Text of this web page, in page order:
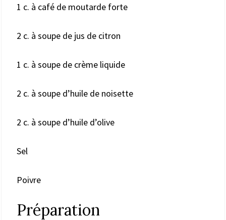
1 c. à café de moutarde forte
2 c. à soupe de jus de citron
1 c. à soupe de crème liquide
2 c. à soupe d’huile de noisette
2 c. à soupe d’huile d’olive
Sel
Poivre
Préparation